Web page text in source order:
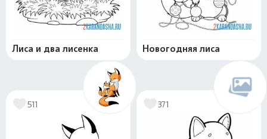
Лиса и два лисенка Новогодняя лиса
511 371